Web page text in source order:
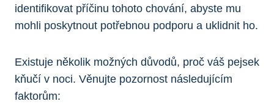
identifikovat příčinu tohoto chování, abyste mu
mohli poskytnout potřebnou podporu a uklidnit ho.
Existuje několik možných důvodů, proč váš pejsek
kňučí v noci. Věnujte pozornost následujícím
faktorům: